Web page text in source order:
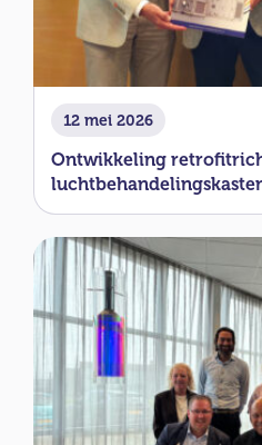
12 mei 2026
Ontwikkeling